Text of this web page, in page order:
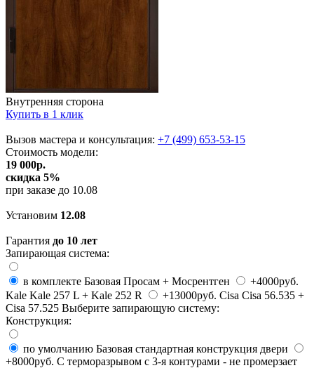
Внутренняя сторона
Купить в 1 клик
Вызов мастера и консультация: +7 (499) 653-53-15
Стоимость модели:
19 000р.
скидка 5%
при заказе до 10.08
Установим 12.08
Гарантия до 10 лет
Запирающая система:
в комплекте Базовая Просам + Мосрентген
+4000руб.
Kale Kale 257 L + Kale 252 R +13000руб. Cisa Cisa 56.535 +
Cisa 57.525 Выберите запирающую систему:
Конструкция:
по умолчанию Базовая стандартная конструкция двери
+8000руб. C терморазрывом с 3-я контурами - не промерзает